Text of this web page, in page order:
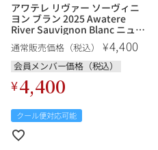
オーパス・ワン
アワテレ リヴァー ソーヴィニ
ヨン ブラン 2025 Awatere
River Sauvignon Blanc ニュー
ジーランド 白ワイン
通常販売価格（税込） ¥4,400
会員メンバー価格（税込）
¥4,400
クール便対応可能